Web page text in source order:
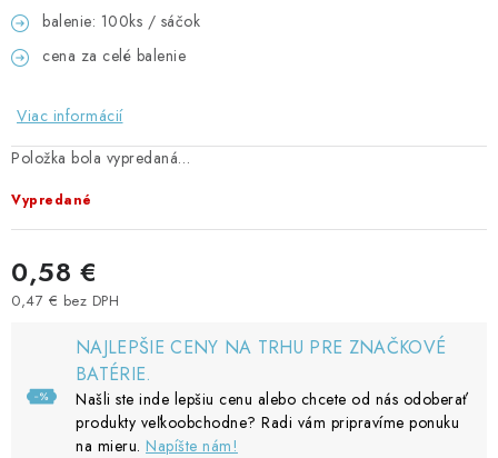
balenie: 100ks / sáčok
cena za celé balenie
Viac informácií
Položka bola vypredaná…
Vypredané
0,58 €
0,47 € bez DPH
NAJLEPŠIE CENY NA TRHU PRE ZNAČKOVÉ
BATÉRIE.
Našli ste inde lepšiu cenu alebo chcete od nás odoberať
produkty veľkoobchodne? Radi vám pripravíme ponuku
na mieru. Napíšte nám!